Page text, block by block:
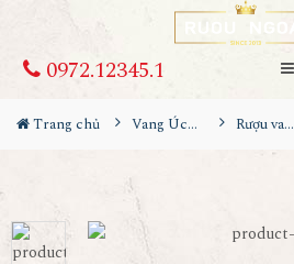
0972.12345.1
Trang chủ Vang Úc - Australia Rượu vang Úc 19 Crimes - 19 Tội Ác Cabernet Sauvignon